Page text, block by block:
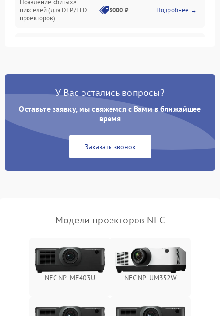
Появление «битых»
пикселей (для DLP/LED
проекторов)
5000 ₽ Подробнее →
Нестабильная яркость или
Неравномерная подсветка
4500 ₽ Подробнее →
автоматическая коррекция
трапеции (Keystone)
3000 ₽ Подробнее →
У Вас остались вопросы?
Оставьте заявку, мы свяжемся с Вами в ближайшее
время
Заказать звонок
Модели проекторов NEC
NEC NP-ME403U NEC NP-UM352W